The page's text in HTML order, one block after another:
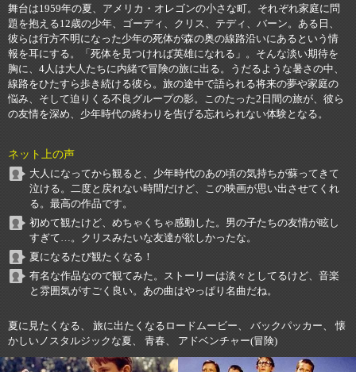
舞台は1959年の夏、アメリカ・オレゴンの小さな町。それぞれ家庭に問
題を抱える12歳の少年、ゴーディ、クリス、テディ、バーン。ある日、
彼らは行方不明になった少年の死体が森の奥の線路沿いにあるという情
報を耳にする。「死体を見つければ英雄になれる」。そんな淡い期待を
胸に、4人は大人たちに内緒で冒険の旅に出る。うだるような暑さの中、
線路をひたすら歩き続ける彼ら。旅の途中で語られる将来の夢や家庭の
悩み、そして迫りくる不良グループの影。このたった2日間の旅が、彼ら
の友情を深め、少年時代の終わりを告げる忘れられない体験となる。
ネット上の声
大人になってから観ると、少年時代のあの頃の気持ちが蘇ってきて
泣ける。二度と戻れない時間だけど、この映画が思い出させてくれ
る。最高の作品です。
初めて観たけど、めちゃくちゃ感動した。男の子たちの友情が眩し
すぎて…。クリスみたいな友達が欲しかったな。
夏になるたび観たくなる！
有名な作品なので観てみた。ストーリーは淡々としてるけど、音楽
と雰囲気がすごく良い。あの曲はやっぱり名曲だね。
夏に見たくなる、 旅に出たくなるロードムービー、 バックパッカー、 懐
かしいノスタルジックな夏、 青春、 アドベンチャー(冒険)